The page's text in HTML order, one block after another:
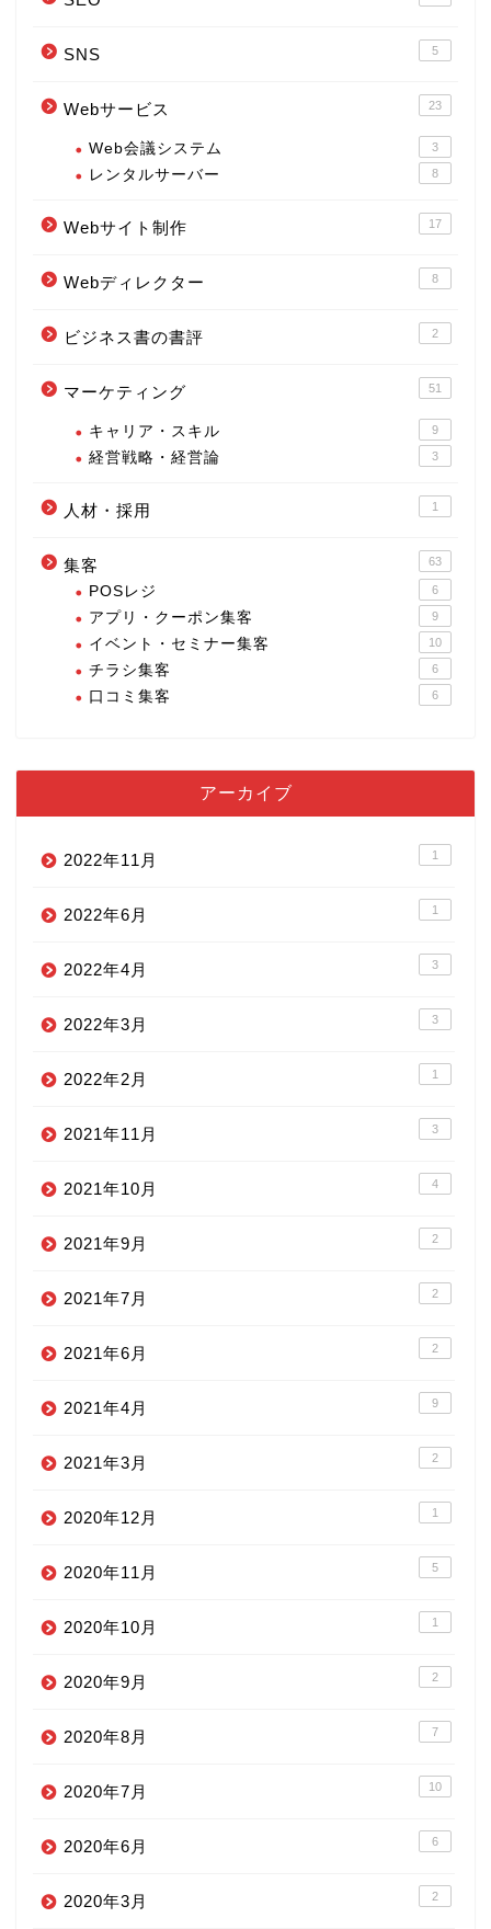
SNS 5
Webサービス 23
Web会議システム 3
レンタルサーバー 8
Webサイト制作 17
Webディレクター 8
ビジネス書の書評 2
マーケティング 51
キャリア・スキル 9
経営戦略・経営論 3
人材・採用 1
集客 63
POSレジ 6
アプリ・クーポン集客 9
イベント・セミナー集客 10
チラシ集客 6
口コミ集客 6
アーカイブ
2022年11月 1
2022年6月 1
2022年4月 3
2022年3月 3
2022年2月 1
2021年11月 3
2021年10月 4
2021年9月 2
2021年7月 2
2021年6月 2
2021年4月 9
2021年3月 2
2020年12月 1
2020年11月 5
2020年10月 1
2020年9月 2
2020年8月 7
2020年7月 10
2020年6月 6
2020年3月 2